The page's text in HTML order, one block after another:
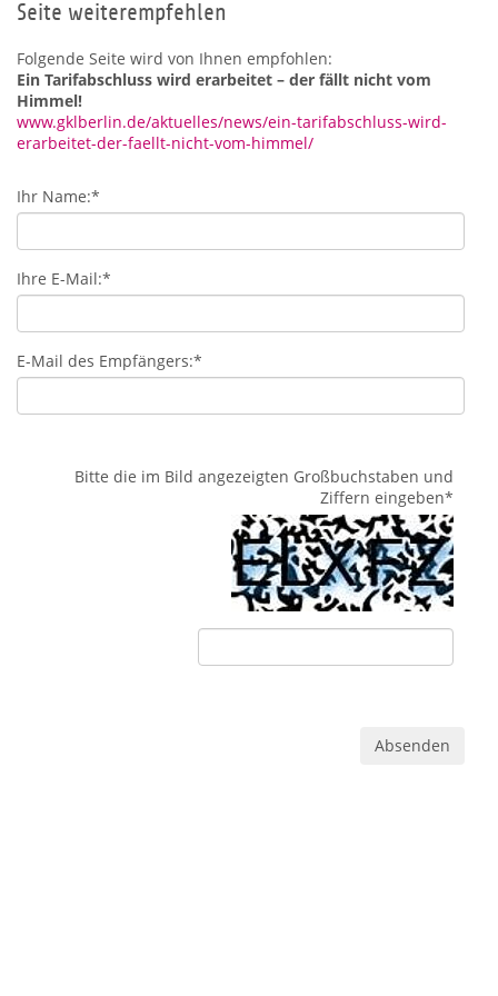
Seite weiterempfehlen
Folgende Seite wird von Ihnen empfohlen:
Ein Tarifabschluss wird erarbeitet – der fällt nicht vom
Himmel!
www.gklberlin.de/aktuelles/news/ein-tarifabschluss-wird-
erarbeitet-der-faellt-nicht-vom-himmel/
Ihr Name:*
Ihre E-Mail:*
E-Mail des Empfängers:*
Bitte die im Bild angezeigten Großbuchstaben und
Ziffern eingeben*
Absenden